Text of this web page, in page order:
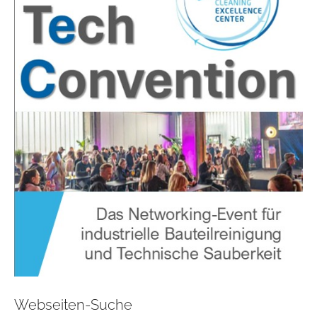
Webseiten-Suche